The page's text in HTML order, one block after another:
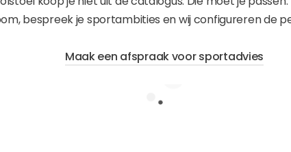
bespreek je sportambities en wij configureren de
Maak een afspraak voor sportadvies